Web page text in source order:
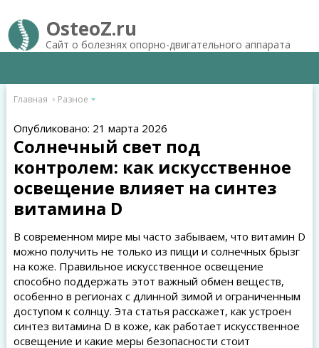
OsteoZ.ru
Сайт о болезнях опорно-двигательного аппарата
Главная Разное
Опубликовано: 21 марта 2026
Солнечный свет под
контролем: как искусственное
освещение влияет на синтез
витамина D
В современном мире мы часто забываем, что витамин D
можно получить не только из пищи и солнечных брызг
на коже. Правильное искусственное освещение
способно поддержать этот важный обмен веществ,
особенно в регионах с длинной зимой и ограниченным
доступом к солнцу. Эта статья расскажет, как устроен
синтез витамина D в коже, как работает искусственное
освещение и какие меры безопасности стоит